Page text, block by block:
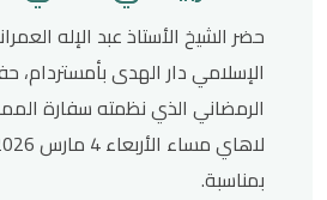
حضر الشيخ الأستاذ عبد الإله
الإسلامي دار الهدى بأمستردام،
الرمضاني الذي نظمته سفارة
بمناسبة.